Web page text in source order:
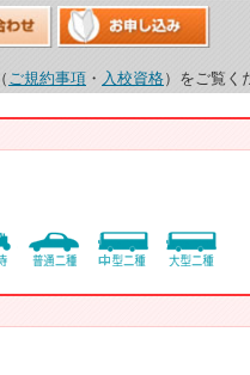
ご規約事項 ・ 入校資格）をご覧く